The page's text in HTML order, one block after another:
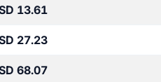
13.61 USD
27.23 USD
68.07 USD